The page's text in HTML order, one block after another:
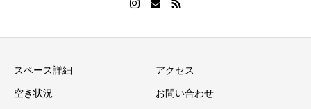
スペース詳細 アクセス
空き状況 お問い合わせ